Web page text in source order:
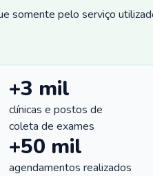
somente pelo serviço
+3 mil
clínicas e postos de
coleta de exames
+50 mil
agendamentos realizados